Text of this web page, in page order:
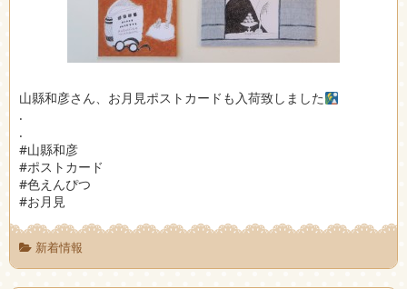
山縣和彦さん、お月見ポストカードも入荷致しました
.
.
#山縣和彦
#ポストカード
#色えんぴつ
#お月見
新着情報